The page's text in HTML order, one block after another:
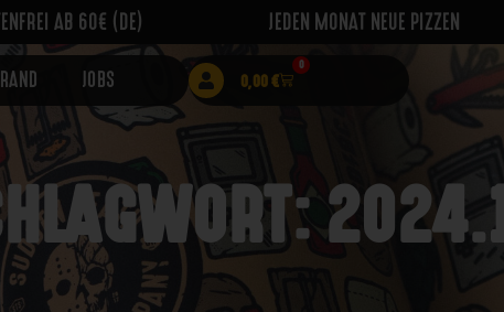
AB 60€ (DE) JEDEN MONAT NEUE PIZZEN
JOBS 0,00€
0